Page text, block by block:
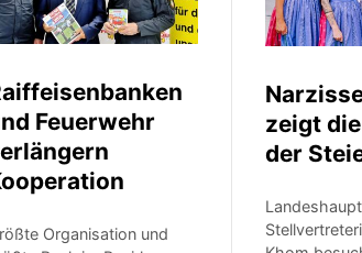
Feuerwehr
Organisation und
zeigt
der